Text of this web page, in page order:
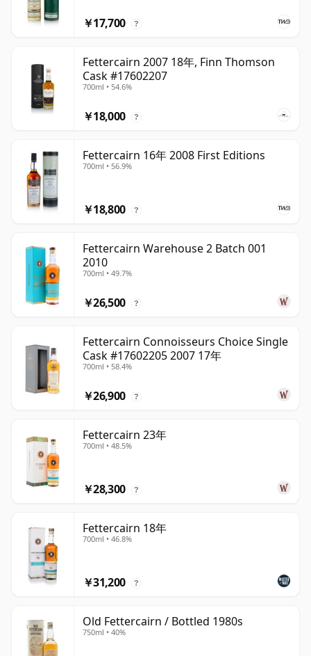
￥17,700 ?
Fettercairn 2007 18年, Finn Thomson
Cask #17602207
700ml • 54.6%
￥18,000 ?
Fettercairn 16年 2008 First Editions
700ml • 56.9%
￥18,800 ?
Fettercairn Warehouse 2 Batch 001
2010
700ml • 49.7%
￥26,500 ?
Fettercairn Connoisseurs Choice Single
Cask #17602205 2007 17年
700ml • 58.4%
￥26,900 ?
Fettercairn 23年
700ml • 48.5%
￥28,300 ?
Fettercairn 18年
700ml • 46.8%
￥31,200 ?
Old Fettercairn / Bottled 1980s
750ml • 40%